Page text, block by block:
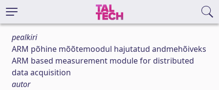
pealkiri
ARM põhine mõõtemoodul hajutatud andmehõiveks
ARM based measurement module for distributed
data acquisition
autor